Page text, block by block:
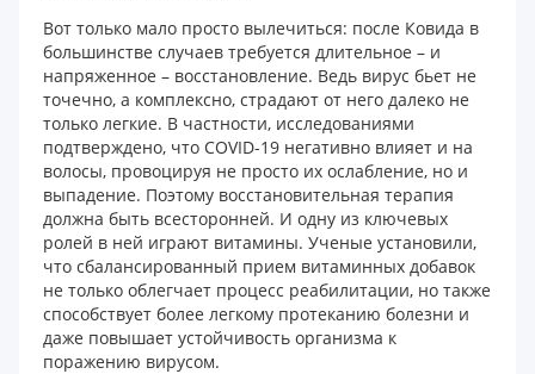
Вот только мало просто вылечиться: после Ковида в
большинстве случаев требуется длительное – и
напряженное – восстановление. Ведь вирус бьет не
точечно, а комплексно, страдают от него далеко не
только легкие. В частности, исследованиями
подтверждено, что COVID-19 негативно влияет и на
волосы, провоцируя не просто их ослабление, но и
выпадение. Поэтому восстановительная терапия
должна быть всесторонней. И одну из ключевых
ролей в ней играют витамины. Ученые установили,
что сбалансированный прием витаминных добавок
не только облегчает процесс реабилитации, но также
способствует более легкому протеканию болезни и
даже повышает устойчивость организма к
поражению вирусом.